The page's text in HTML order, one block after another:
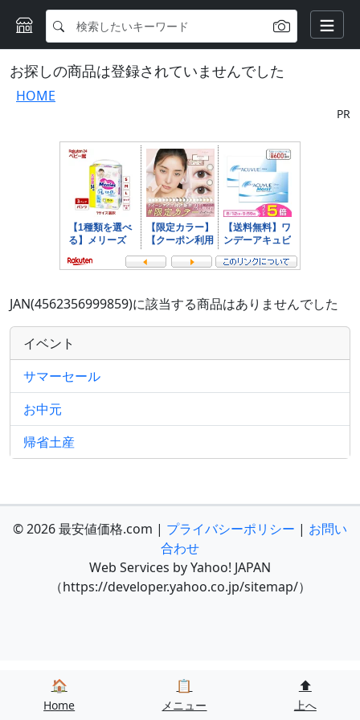
お探しの商品は登録されていませんでした
HOME
PR
JAN(4562356999859)に該当する商品はありませんでした
イベント
サマーセール
お中元
帰省土産
© 2026 最安値価格.com | プライバシーポリシー | お問い
合わせ
Web Services by Yahoo! JAPAN
（https://developer.yahoo.co.jp/sitemap/）
🏠
Home
📋
メニュー
⬆️
上へ